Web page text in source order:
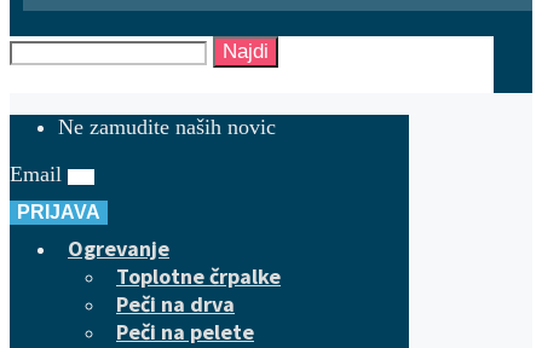
Najdi
Ne zamudite naših novic
Email
PRIJAVA
Ogrevanje
Toplotne črpalke
Peči na drva
Peči na pelete